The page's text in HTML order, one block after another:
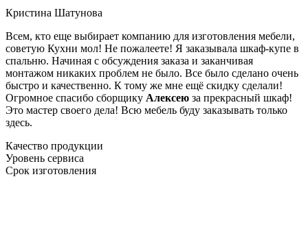
Кристина Шатунова
Всем, кто еще выбирает компанию для изготовления мебели,
советую Кухни мол! Не пожалеете! Я заказывала шкаф-купе в
спальню. Начиная с обсуждения заказа и заканчивая
монтажом никаких проблем не было. Все было сделано очень
быстро и качественно. К тому же мне ещё скидку сделали!
Огромное спасибо сборщику Алексею за прекрасный шкаф!
Это мастер своего дела! Всю мебель буду заказывать только
здесь.
Качество продукции
Уровень сервиса
Срок изготовления